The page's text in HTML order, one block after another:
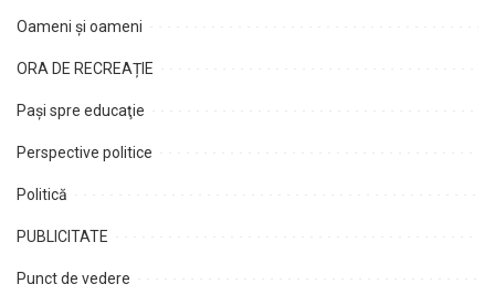
Oameni şi oameni
ORA DE RECREAȚIE
Paşi spre educaţie
Perspective politice
Politică
PUBLICITATE
Punct de vedere